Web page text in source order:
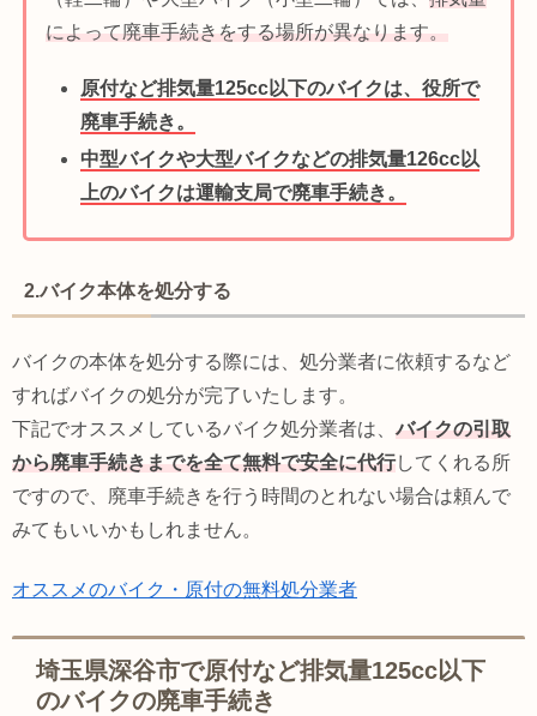
によって廃車手続きをする場所が異なります。
原付など排気量125cc以下のバイクは、役所で
廃車手続き。
中型バイクや大型バイクなどの排気量126cc以
上のバイクは運輸支局で廃車手続き。
2.バイク本体を処分する
バイクの本体を処分する際には、処分業者に依頼するなど
すればバイクの処分が完了いたします。
下記でオススメしているバイク処分業者は、バイクの引取
から廃車手続きまでを全て無料で安全に代行してくれる所
ですので、廃車手続きを行う時間のとれない場合は頼んで
みてもいいかもしれません。
オススメのバイク・原付の無料処分業者
埼玉県深谷市で原付など排気量125cc以下
のバイクの廃車手続き